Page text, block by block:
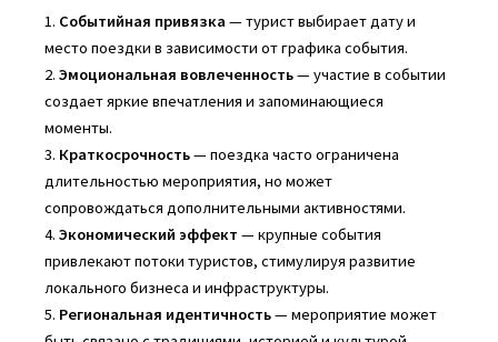
1. Событийная привязка — турист выбирает дату и
место поездки в зависимости от графика события.
2. Эмоциональная вовлеченность— участие в событии
создает яркие впечатления и запоминающиеся
моменты.
3. Краткосрочность— поездка часто ограничена
длительностью мероприятия, но может
сопровождаться дополнительными активностями.
4. Экономический эффект — крупные события
привлекают потоки туристов, стимулируя развитие
локального бизнеса и инфраструктуры.
5. Региональная идентичность— мероприятие может